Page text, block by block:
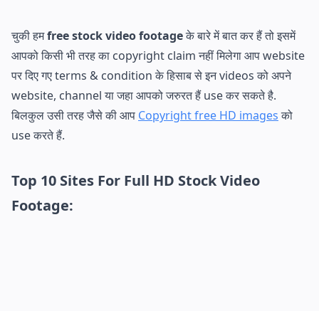
चुकी हमfree stock video footageके बारे में बात कर हैं तो इसमें
आपको किसी भी तरह का copyright claim नहीं मिलेगा आप website
पर दिए गए terms & condition के हिसाब से इन videos को अपने
website, channel या जहा आपको जरुरत हैं use कर सकते है.
बिलकुल उसी तरह जैसे की आप Copyright free HD imagesको
use करते हैं.
Top 10 Sites For Full HD Stock Video
Footage: